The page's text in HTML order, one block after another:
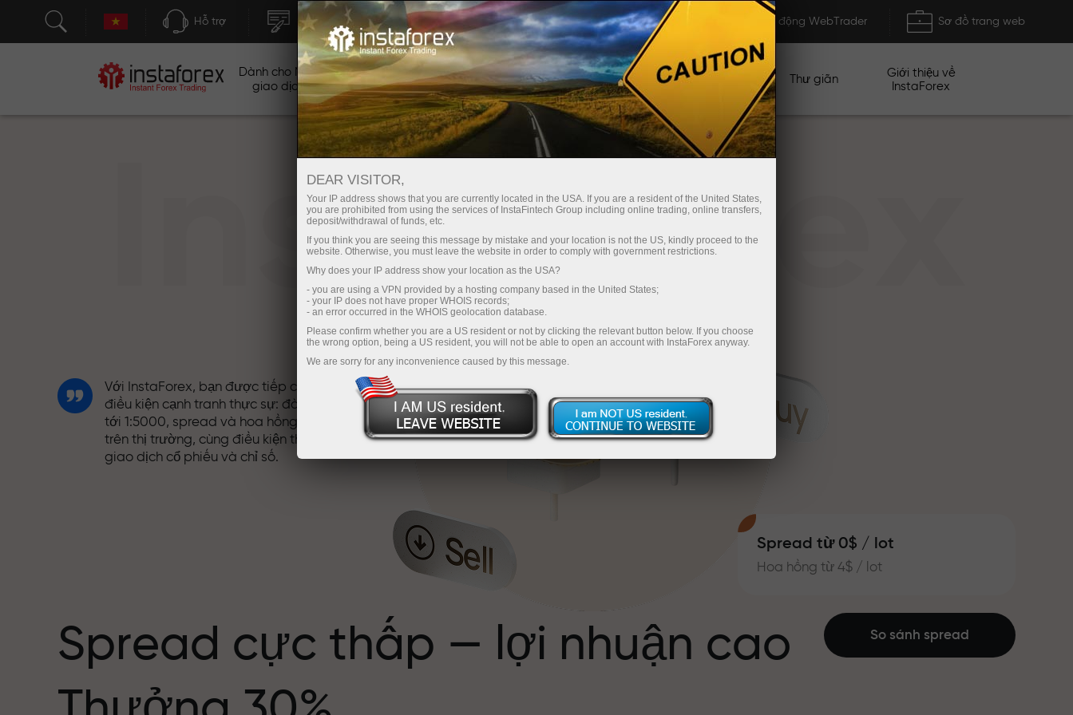
Hỗ trợ Mở tài khoản ngay lập tức Tải nền tảng giao dịch Metatrader Khởi động WebTrader Sơ đồ trang web
Dành cho Nhà
giao dịch
Cho người mới
bắt đầu
Dành cho nhà
đầu tư
Dành cho đối tác Các chiến dịch Thư giãn
Giới thiệu về
InstaForex
InstaForex
Spread từ 0$ / lot
Hoa hồng từ 4$ / lot
Với InstaForex, bạn được tiếp cận những
điều kiện cạnh tranh thực sự: đòn bẩy lên
tới 1:5000, spread và hoa hồng tốt nhất
trên thị trường, cùng điều kiện thuận lợi để
giao dịch cổ phiếu và chỉ số.
dịch có cùng giá trị. Aleš Loprais mang
tinh thần quyết tâm và kỷ luật vào thế giới
Spread cực thấp — lợi nhuận cao
So sánh spread
DEAR VISITOR,
Your IP address shows that you are currently located in the USA. If you are a resident of the United States,
you are prohibited from using the services of InstaFintech Group including online trading, online transfers,
deposit/withdrawal of funds, etc.
If you think you are seeing this message by mistake and your location is not the US, kindly proceed to the
website. Otherwise, you must leave the website in order to comply with government restrictions.
Why does your IP address show your location as the USA?
- you are using a VPN provided by a hosting company based in the United States;
- your IP does not have proper WHOIS records;
- an error occurred in the WHOIS geolocation database.
Please confirm whether you are a US resident or not by clicking the relevant button below. If you choose
the wrong option, being a US resident, you will not be able to open an account with InstaForex anyway.
We are sorry for any inconvenience caused by this message.